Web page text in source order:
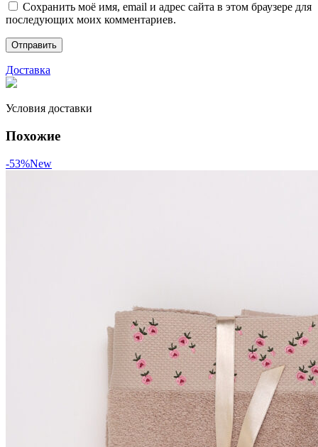
Сохранить моё имя, email и адрес сайта в этом браузере для
последующих моих комментариев.
Доставка
Условия доставки
Похожие
-53%New